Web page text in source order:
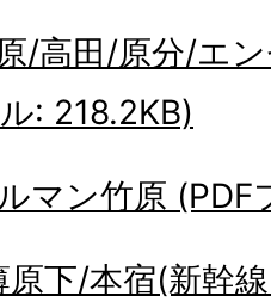
/高田/原分/エ
: 218.2KB)
マン竹原 (PDF
原下/本宿(新幹